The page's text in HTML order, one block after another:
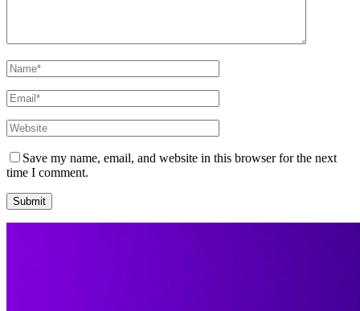
Save my name, email, and website in this browser for the next
time I comment.